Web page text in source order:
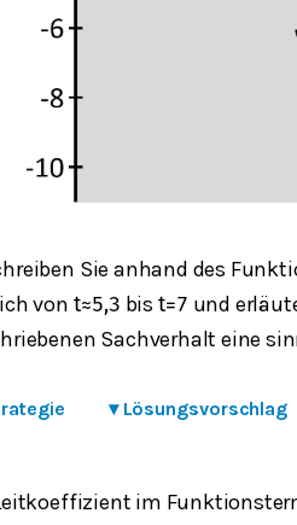
Sie anhand des
von t≈5,3 bis t=7 und
Sachverhalt eine
▾ Lösungsvorschlag
im